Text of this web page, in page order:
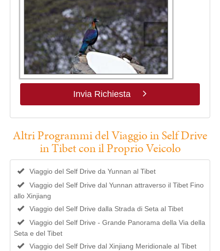
Invia Richiesta
Altri Programmi del Viaggio in Self Drive
in Tibet con il Proprio Veicolo
Viaggio del Self Drive da Yunnan al Tibet
Viaggio del Self Drive dal Yunnan attraverso il Tibet Fino
allo Xinjiang
Viaggio del Self Drive dalla Strada di Seta al Tibet
Viaggio del Self Drive - Grande Panorama della Via della
Seta e del Tibet
Viaggio del Self Drive dal Xinjiang Meridionale al Tibet